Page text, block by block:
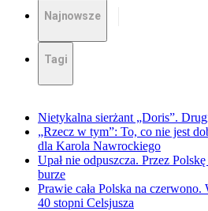
Najnowsze
Tagi
Nietykalna sierżant „Doris”.
„Rzecz w tym”: To, co nie jest
dla Karola Nawrockiego
Upał nie odpuszcza. Przez
burze
Prawie cała Polska na czerwono.
40 stopni Celsjusza